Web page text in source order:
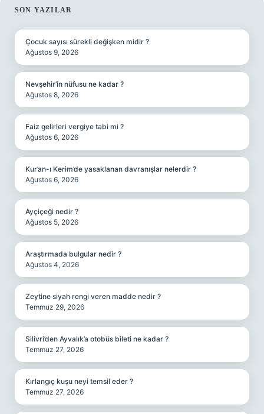
SIDEBAR
SON YAZILAR
Çocuk sayısı sürekli değişken midir ?
Ağustos 9, 2026
Nevşehir’in nüfusu ne kadar ?
Ağustos 8, 2026
Faiz gelirleri vergiye tabi mi ?
Ağustos 6, 2026
Kur’an-ı Kerim’de yasaklanan davranışlar nelerdir ?
Ağustos 6, 2026
Ayçiçeği nedir ?
Ağustos 5, 2026
Araştırmada bulgular nedir ?
Ağustos 4, 2026
Zeytine siyah rengi veren madde nedir ?
Temmuz 29, 2026
Silivri’den Ayvalık’a otobüs bileti ne kadar ?
Temmuz 27, 2026
Kırlangıç kuşu neyi temsil eder ?
Temmuz 27, 2026